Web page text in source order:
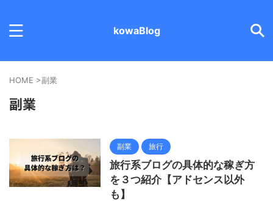
kowaBlog
HOME >副業
副業
副業 旅行
旅行系ブログの具体的な稼ぎ方
を３つ紹介【アドセンス以外
も】